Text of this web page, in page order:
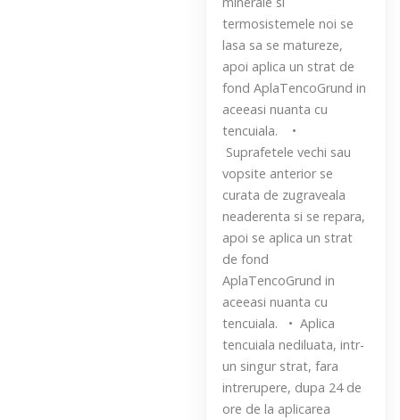
termosistemele noi se
lasa sa se matureze,
apoi aplica un strat de
fond AplaTencoGrund in
aceeasi nuanta cu
tencuiala. •
Suprafetele vechi sau
vopsite anterior se
curata de zugraveala
neaderenta si se repara,
apoi se aplica un strat
de fond
AplaTencoGrund in
aceeasi nuanta cu
tencuiala. • Aplica
tencuiala nediluata, intr-
un singur strat, fara
intrerupere, dupa 24 de
ore de la aplicarea